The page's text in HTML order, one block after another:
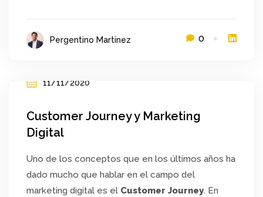
Pergentino Martínez 0
11/11/2020
Customer Journey y Marketing
Digital
Uno de los conceptos que en los últimos años ha
dado mucho que hablar en el campo del
marketing digital es el Customer Journey. En